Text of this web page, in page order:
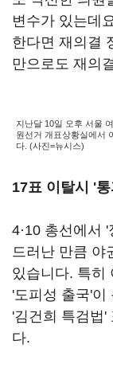
변수가 있는데
한다면 재의결
만으로도 재의
지난달 10일 오후 서울
원선거 개표상황실에서
다. (사진=뉴시스)
17표 이탈시 '
4·10 총선에서
드러난 만큼 야
있습니다. 특히
'도피성 출국'이
'김건희 특검법'
다.